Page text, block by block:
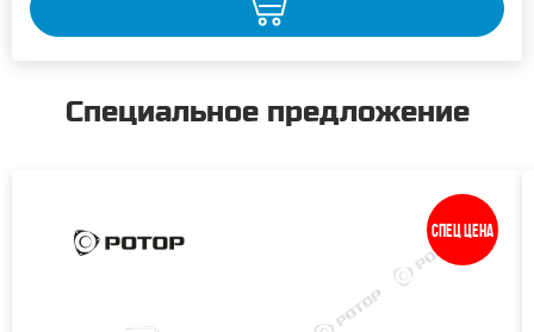
Специальное предложение
Спец цена